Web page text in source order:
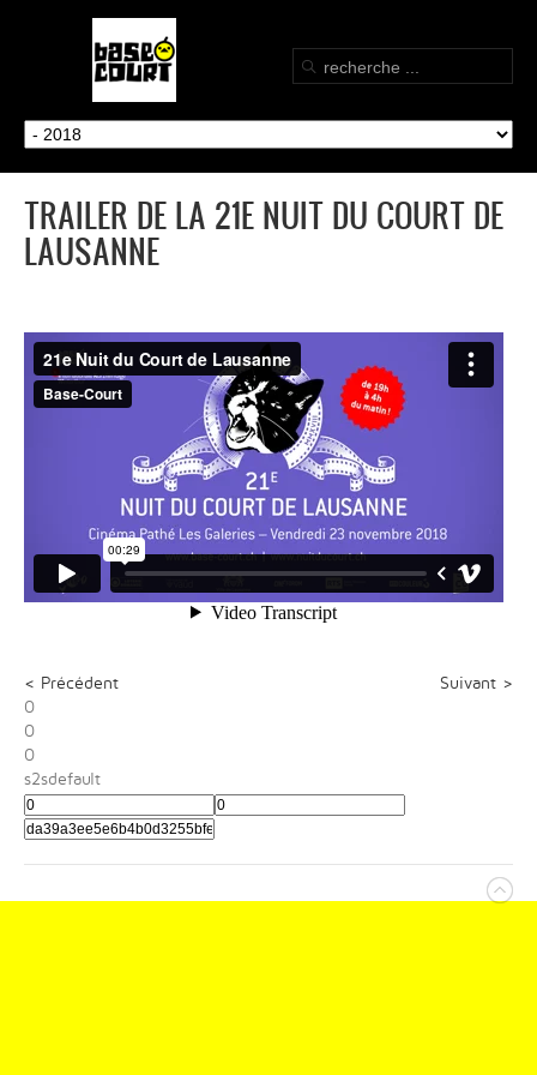
TRAILER DE LA 21E NUIT DU COURT DE
LAUSANNE
< Précédent
Suivant >
0
0
0
s2sdefault